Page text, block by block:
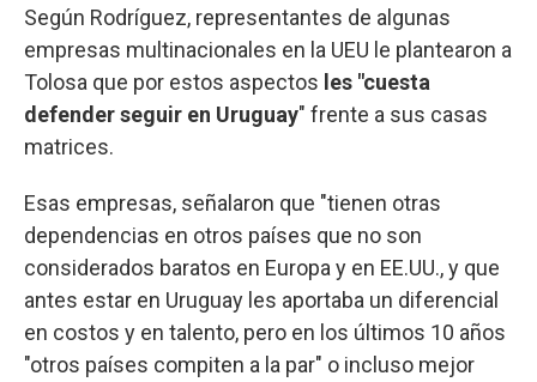
Según Rodríguez, representantes de algunas
empresas multinacionales en la UEU le plantearon a
Tolosa que por estos aspectos les "cuesta
defender seguir en Uruguay" frente a sus casas
matrices.
Esas empresas, señalaron que "tienen otras
dependencias en otros países que no son
considerados baratos en Europa y en EE.UU., y que
antes estar en Uruguay les aportaba un diferencial
en costos y en talento, pero en los últimos 10 años
"otros países compiten a la par" o incluso mejor